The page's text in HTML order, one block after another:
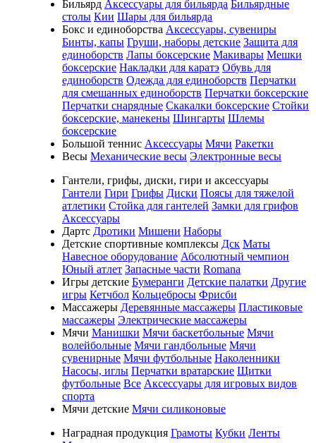
Бильярд Аксессуары для бильярда Бильярдные
столы Кии Шары для бильярда
Бокс и единоборства Аксессуары, сувениры
Бинты, капы Груши, наборы детские Защита для
единоборств Лапы боксерские Макивары Мешки
боксерские Накладки для каратэ Обувь для
единоборств Одежда для единоборств Перчатки
для смешанных единоборств Перчатки боксерские
Перчатки снарядные Скакалки боксерские Стойки
боксерские, манекены Шингарты Шлемы
боксерские
Большой теннис Аксессуары Мячи Ракетки
Весы Механические весы Электронные весы
Гантели, грифы, диски, гири и аксессуары
Гантели Гири Грифы Диски Поясы для тяжелой
атлетики Стойка для гантелей Замки для грифов
Аксессуары
Дартс Дротики Мишени Наборы
Детские спортивные комплексы Дск Маты
Навесное оборудование Абсолютный чемпион
Юный атлет Запасные части Romana
Игры детские Бумеранги Детские палатки Другие
игры Кетчбол Кольцебросы Фрисби
Массажеры Деревянные массажеры Пластиковые
массажеры Электрические массажеры
Мячи Манишки Мячи баскетбольные Мячи
волейбольные Мячи гандбольные Мячи
сувенирные Мячи футбольные Наколенники
Насосы, иглы Перчатки вратарские Щитки
футбольные Все Аксессуары для игровых видов
спорта
Мячи детские Мячи силиконовые
Наградная продукция Грамоты Кубки Ленты